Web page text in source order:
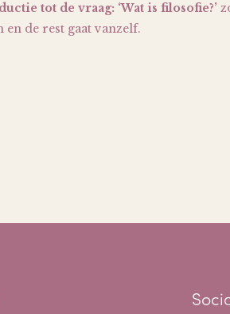
tot de vraag: ‘Wat is filosofie?’
de rest gaat vanzelf.